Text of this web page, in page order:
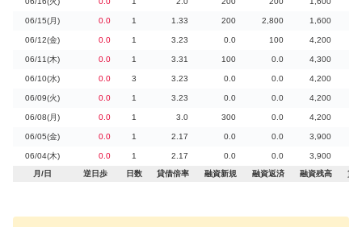
06/15(月) 0.0 1 1.33 200 2,800 1,600
06/12(金) 0.0 1 3.23 0.0 100 4,200
06/11(木) 0.0 1 3.31 100 0.0 4,300
06/10(水) 0.0 3 3.23 0.0 0.0 4,200
06/09(火) 0.0 1 3.23 0.0 0.0 4,200
06/08(月) 0.0 1 3.0 300 0.0 4,200
06/05(金) 0.0 1 2.17 0.0 0.0 3,900
06/04(木) 0.0 1 2.17 0.0 0.0
3,900
月/日
逆日歩 日数 貸借倍率 融資新規 融資返済 融資残高 貸